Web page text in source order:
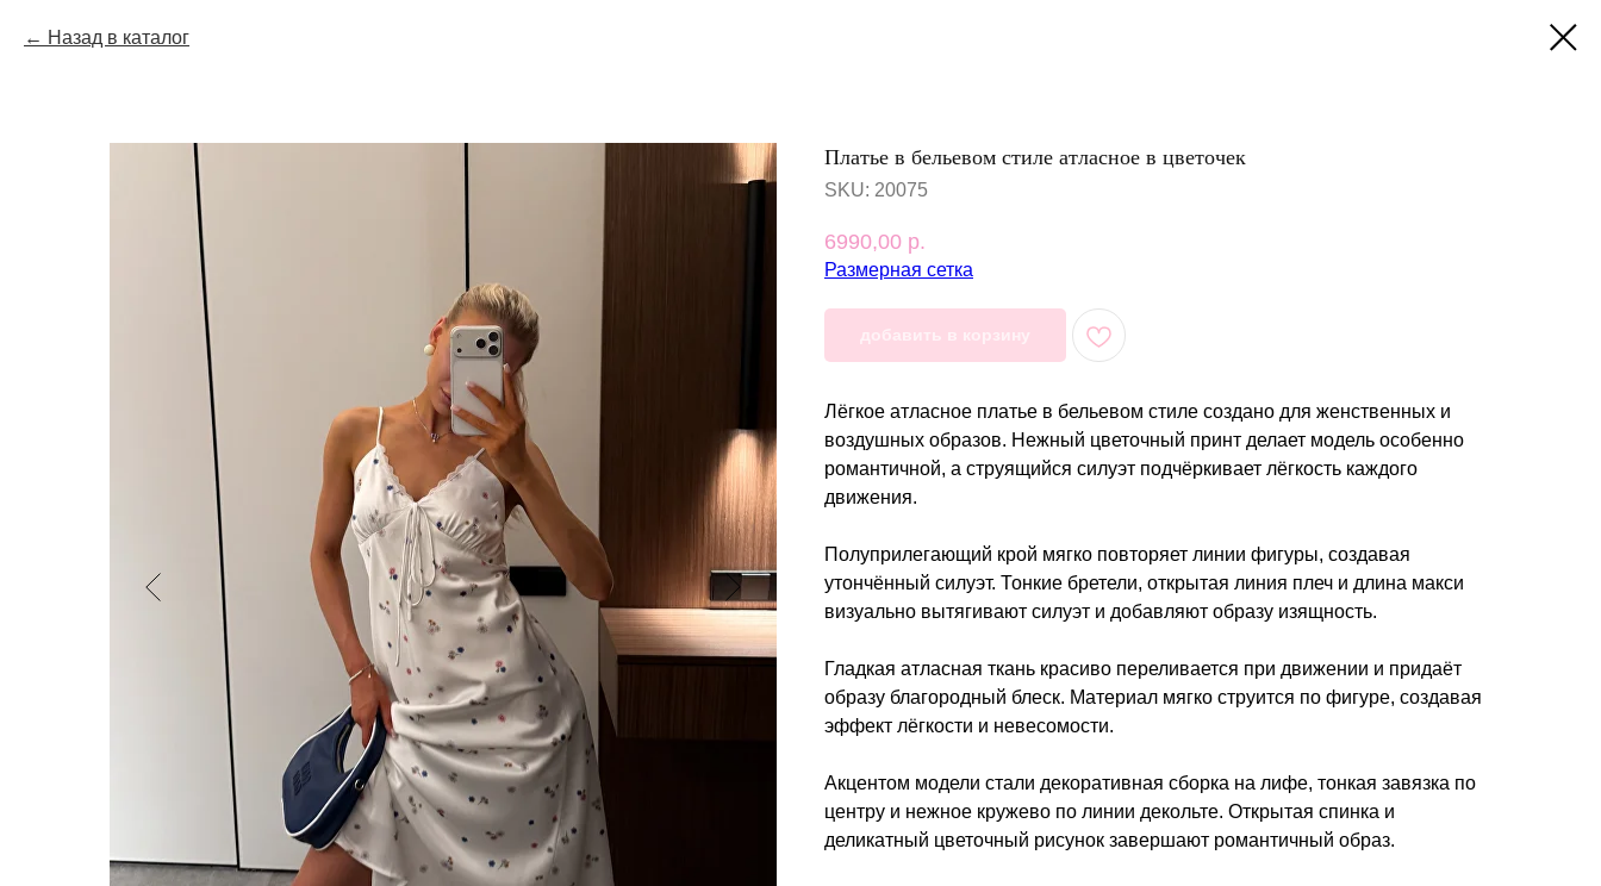
Назад в каталог
Платье в бельевом стиле атласное в цветочек
SKU: 20075
6990,00 р.
Размерная сетка
добавить в корзину
Лёгкое атласное платье в бельевом стиле создано для женственных и
воздушных образов. Нежный цветочный принт делает модель особенно
романтичной, а струящийся силуэт подчёркивает лёгкость каждого
движения.
Полуприлегающий крой мягко повторяет линии фигуры, создавая
утончённый силуэт. Тонкие бретели, открытая линия плеч и длина макси
визуально вытягивают силуэт и добавляют образу изящность.
Гладкая атласная ткань красиво переливается при движении и придаёт
образу благородный блеск. Материал мягко струится по фигуре, создавая
эффект лёгкости и невесомости.
Акцентом модели стали декоративная сборка на лифе, тонкая завязка по
центру и нежное кружево по линии декольте. Открытая спинка и
деликатный цветочный рисунок завершают романтичный образ.